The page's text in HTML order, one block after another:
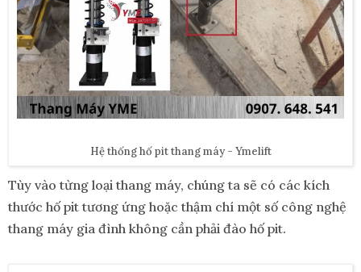
Hệ thống hố pit thang máy - Ymelift
Tùy vào từng loại thang máy, chúng ta sẽ có các kích
thước hố pit tương ứng hoặc thậm chí một số công nghệ
thang máy gia đình không cần phải đào hố pit.